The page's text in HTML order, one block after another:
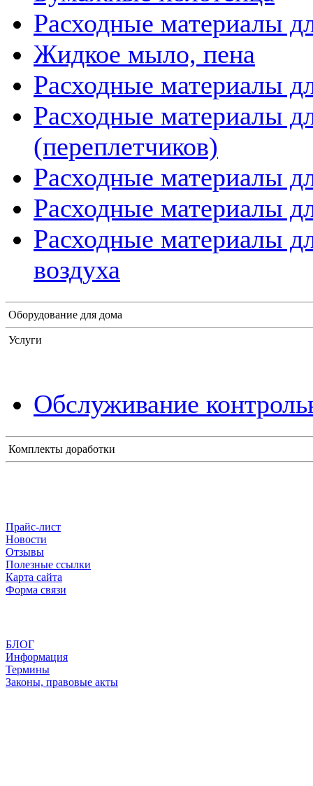
Расходные материалы
Жидкое мыло, пена
Расходные материалы
Расходные материалы
(переплетчиков)
Расходные материалы
Расходные материалы
Расходные материалы
воздуха
Оборудование для дома
Услуги
Обслуживание
Комплекты доработки
Прайс-лист
Новости
Отзывы
Полезные ссылки
Карта сайта
Форма связи
БЛОГ
Информация
Термины
Законы, правовые акты